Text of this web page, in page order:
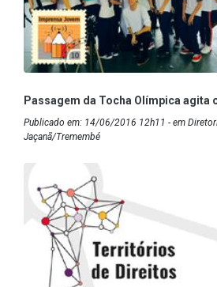
Passagem da Tocha Olímpica agita
Publicado em: 14/06/2016 12h11 - em
Jaçanã/Tremembé